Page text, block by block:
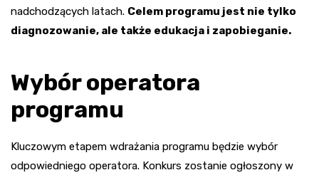
nadchodzących latach. Celem programu jest nie tylko
diagnozowanie, ale także edukacja i zapobieganie.
Wybór operatora
programu
Kluczowym etapem wdrażania programu będzie wybór
odpowiedniego operatora. Konkurs zostanie ogłoszony w